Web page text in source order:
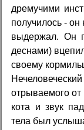
дремучими
получилось - он
выдержал. Он
деснами)
своему
отрываемого от
кота и звук
тела был